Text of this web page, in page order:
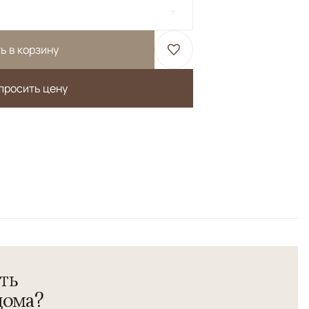
в корзину
цену
шерсти высшей категории.</br>Высокая